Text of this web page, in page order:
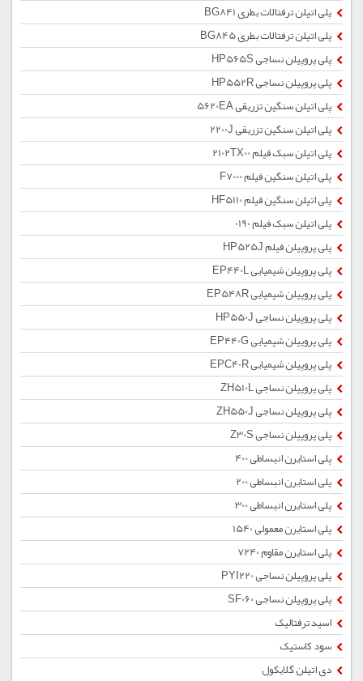
پلی اتیلن ترفتالات بطری BG841
پلی اتیلن ترفتالات بطری BG845
پلی پروپیلن نساجی HP565S
پلی پروپیلن نساجی HP552R
پلی اتیلن سنگین تزریقی 5620EA
پلی اتیلن سنگین تزریقی 2200J
پلی اتیلن سبک فیلم 2102TX00
پلی اتیلن سنگین فیلم F7000
پلی اتیلن سنگین فیلم HF5110
پلی اتیلن سبک فیلم 0190
پلی پروپیلن فیلم HP525J
پلی پروپیلن شیمیایی EP440L
پلی پروپیلن شیمیایی EP548R
پلی پروپیلن نساجی HP550J
پلی پروپیلن شیمیایی EP440G
پلی پروپیلن شیمیایی EPC40R
پلی پروپیلن نساجی ZH510L
پلی پروپیلن نساجی ZH550J
پلی پروپیلن نساجی Z30S
پلی استایرن انبساطی 400
پلی استایرن انبساطی 200
پلی استایرن انبساطی 300
پلی استایرن معمولی 1540
پلی استایرن مقاوم 7240
پلی پروپیلن نساجی PYI220
پلی پروپیلن نساجی SF060
اسید ترفتالیک
سود کاستیک
دی اتیلن گلایکول